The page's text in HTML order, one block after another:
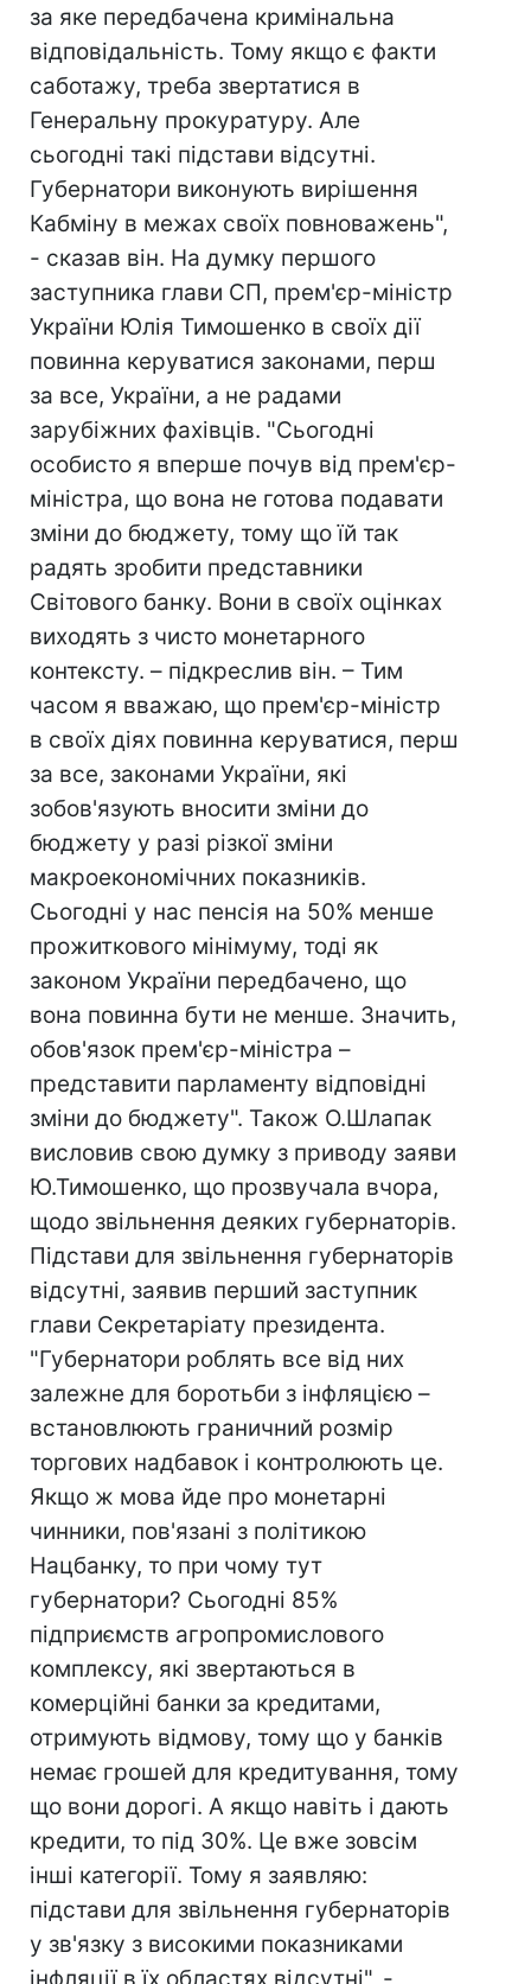
за яке передбачена кримінальна
відповідальність. Тому якщо є факти
саботажу, треба звертатися в
Генеральну прокуратуру. Але
сьогодні такі підстави відсутні.
Губернатори виконують вирішення
Кабміну в межах своїх повноважень",
- сказав він. На думку першого
заступника глави СП, прем'єр-міністр
України Юлія Тимошенко в своїх дії
повинна керуватися законами, перш
за все, України, а не радами
зарубіжних фахівців. "Сьогодні
особисто я вперше почув від прем'єр-
міністра, що вона не готова подавати
зміни до бюджету, тому що їй так
радять зробити представники
Світового банку. Вони в своїх оцінках
виходять з чисто монетарного
контексту. – підкреслив він. – Тим
часом я вважаю, що прем'єр-міністр
в своїх діях повинна керуватися, перш
за все, законами України, які
зобов'язують вносити зміни до
бюджету у разі різкої зміни
макроекономічних показників.
Сьогодні у нас пенсія на 50% менше
прожиткового мінімуму, тоді як
законом України передбачено, що
вона повинна бути не менше. Значить,
обов'язок прем'єр-міністра –
представити парламенту відповідні
зміни до бюджету". Також О.Шлапак
висловив свою думку з приводу заяви
Ю.Тимошенко, що прозвучала вчора,
щодо звільнення деяких губернаторів.
Підстави для звільнення губернаторів
відсутні, заявив перший заступник
глави Секретаріату президента.
"Губернатори роблять все від них
залежне для боротьби з інфляцією –
встановлюють граничний розмір
торгових надбавок і контролюють це.
Якщо ж мова йде про монетарні
чинники, пов'язані з політикою
Нацбанку, то при чому тут
губернатори? Сьогодні 85%
підприємств агропромислового
комплексу, які звертаються в
комерційні банки за кредитами,
отримують відмову, тому що у банків
немає грошей для кредитування, тому
що вони дорогі. А якщо навіть і дають
кредити, то під 30%. Це вже зовсім
інші категорії. Тому я заявляю:
підстави для звільнення губернаторів
у зв'язку з високими показниками